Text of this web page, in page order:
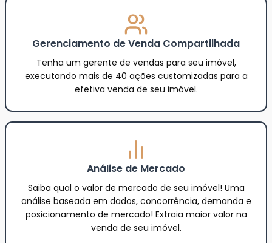
Gerenciamento de Venda Compartilhada
Tenha um gerente de vendas para seu imóvel,
executando mais de 40 ações customizadas para a
efetiva venda de seu imóvel.
Análise de Mercado
Saiba qual o valor de mercado de seu imóvel! Uma
análise baseada em dados, concorrência, demanda e
posicionamento de mercado! Extraia maior valor na
venda de seu imóvel.